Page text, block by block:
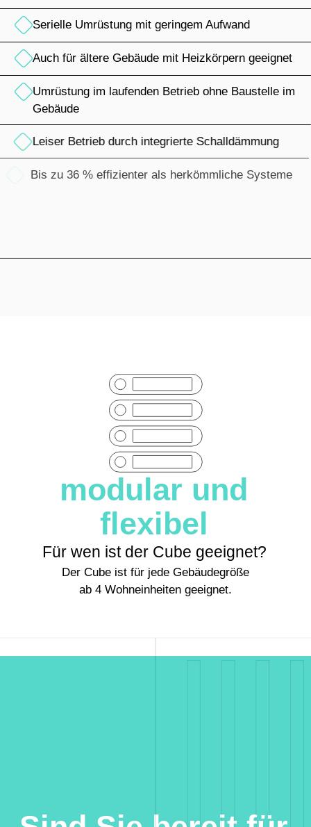
Serielle Umrüstung mit geringem Aufwand
Auch für ältere Gebäude mit Heizkörpern geeignet
Umrüstung im laufenden Betrieb ohne Baustelle im
Gebäude
Leiser Betrieb durch integrierte Schalldämmung
Bis zu 36 % effizienter als herkömmliche Systeme
modular und
flexibel
Für wen ist der Cube geeignet?
Der Cube ist für jede Gebäudegröße
ab 4 Wohneinheiten geeignet.